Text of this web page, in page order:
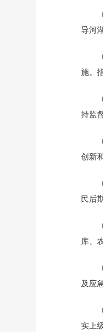
导河
施。
持监
创新
民后
库、
及应
实上